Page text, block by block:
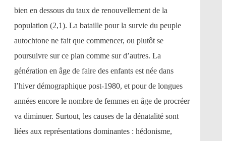
bien en dessous du taux de renouvellement de la
population (2,1). La bataille pour la survie du peuple
autochtone ne fait que commencer, ou plutôt se
poursuivre sur ce plan comme sur d’autres. La
génération en âge de faire des enfants est née dans
l’hiver démographique post-1980, et pour de longues
années encore le nombre de femmes en âge de procréer
va diminuer. Surtout, les causes de la dénatalité sont
liées aux représentations dominantes : hédonisme,